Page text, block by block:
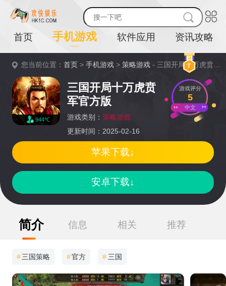
首页 手机游戏 软件应用 资讯攻略
您当前位置：首页 >手机游戏 >策略游戏 - 三国开局十万虎贲军官方版详情
944℃
三国开局十万虎贲
军官方版
游戏类别： 策略游戏
更新时间：2025-02-16
游戏评分
5
中文
安卓下载↓
苹果下载↓
简介 信息 相关 推荐
#三国策略 #官方 # 三国